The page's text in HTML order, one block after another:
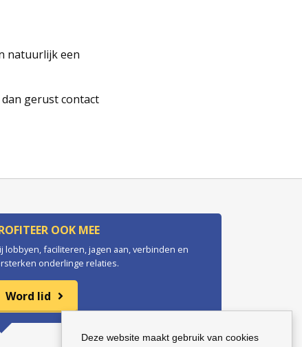
Deze website maakt gebruik van cookies
natuurlijk een
gerust contact
OOK MEE
lobbyen, faciliteren, jagen aan, verbinden en
onderlinge relaties.
Word lid